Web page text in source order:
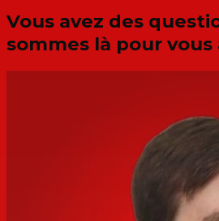
Vous avez des
sommes là pour vous